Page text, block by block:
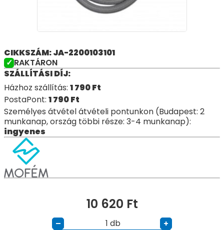
CIKKSZÁM: JA-2200103101
RAKTÁRON
SZÁLLÍTÁSI DÍJ:
Házhoz szállítás: 1 790Ft
PostaPont: 1 790Ft
Személyes átvétel átvételi pontunkon (Budapest: 2
munkanap, ország többi része: 3-4 munkanap):
ingyenes
10 620 Ft
– db
+